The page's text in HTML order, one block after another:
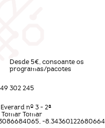
Desde 5€, consoante os
programas/pacotes
302 245
nº 3 - 2ª
Tomar
-8.34360122680664